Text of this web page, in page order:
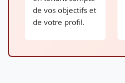
de vos objectifs et
de votre profil.